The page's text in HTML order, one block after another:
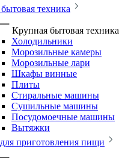
техника
Крупная бытовая техника
Холодильники
Морозильные камеры
Морозильные лари
Шкафы винные
Плиты
Стиральные машины
Сушильные машины
Посудомоечные машины
Вытяжки
приготовления пищи